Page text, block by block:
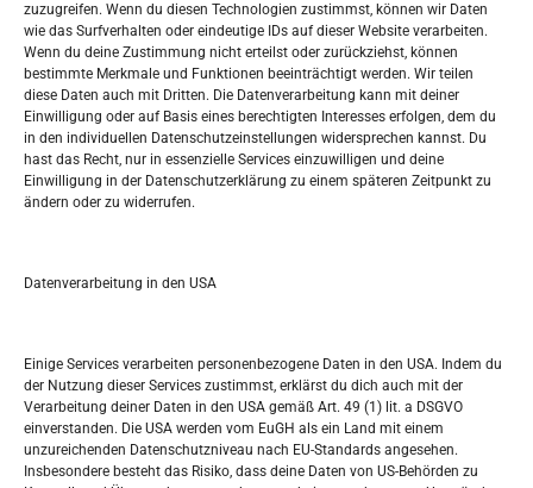
zuzugreifen. Wenn du diesen Technologien zustimmst, können wir Daten
wie das Surfverhalten oder eindeutige IDs auf dieser Website verarbeiten.
Wenn du deine Zustimmung nicht erteilst oder zurückziehst, können
bestimmte Merkmale und Funktionen beeinträchtigt werden. Wir teilen
diese Daten auch mit Dritten. Die Datenverarbeitung kann mit deiner
Einwilligung oder auf Basis eines berechtigten Interesses erfolgen, dem du
in den individuellen Datenschutzeinstellungen widersprechen kannst. Du
hast das Recht, nur in essenzielle Services einzuwilligen und deine
Einwilligung in der Datenschutzerklärung zu einem späteren Zeitpunkt zu
ändern oder zu widerrufen.
Datenverarbeitung in den USA
Einige Services verarbeiten personenbezogene Daten in den USA. Indem du
der Nutzung dieser Services zustimmst, erklärst du dich auch mit der
Verarbeitung deiner Daten in den USA gemäß Art. 49 (1) lit. a DSGVO
einverstanden. Die USA werden vom EuGH als ein Land mit einem
unzureichenden Datenschutzniveau nach EU-Standards angesehen.
Insbesondere besteht das Risiko, dass deine Daten von US-Behörden zu
Tko je “Idemo u Svijet – Njemačka?
Pretražite stranicu:
S
e
h
M D M D F S S
1
3 4 5 6 7 8